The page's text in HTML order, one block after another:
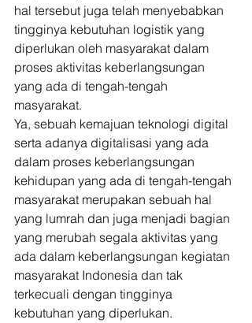
hal tersebut juga telah menyebabkan
tingginya kebutuhan logistik yang
diperlukan oleh masyarakat dalam
proses aktivitas keberlangsungan
yang ada di tengah-tengah
masyarakat.
Ya, sebuah kemajuan teknologi digital
serta adanya digitalisasi yang ada
dalam proses keberlangsungan
kehidupan yang ada di tengah-tengah
masyarakat merupakan sebuah hal
yang lumrah dan juga menjadi bagian
yang merubah segala aktivitas yang
ada dalam keberlangsungan kegiatan
masyarakat Indonesia dan tak
terkecuali dengan tingginya
kebutuhan yang diperlukan.